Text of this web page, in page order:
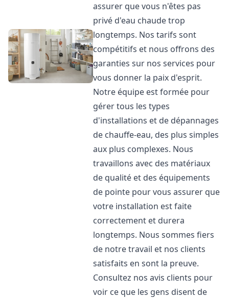
assurer que vous n'êtes pas
privé d'eau chaude trop
longtemps. Nos tarifs sont
compétitifs et nous offrons des
garanties sur nos services pour
vous donner la paix d'esprit.
Notre équipe est formée pour
gérer tous les types
d'installations et de dépannages
de chauffe-eau, des plus simples
aux plus complexes. Nous
travaillons avec des matériaux
de qualité et des équipements
de pointe pour vous assurer que
votre installation est faite
correctement et durera
longtemps. Nous sommes fiers
de notre travail et nos clients
satisfaits en sont la preuve.
Consultez nos avis clients pour
voir ce que les gens disent de